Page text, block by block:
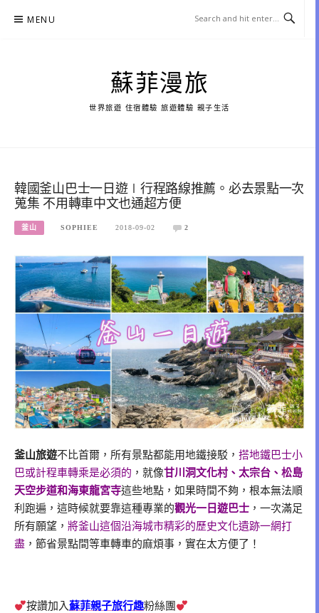
MENU
蘇菲漫旅
世界旅遊 住宿體驗 旅遊體驗 親子生活
韓國釜山巴士一日遊∣行程路線推薦。必去景點一次
蒐集 不用轉車中文也通超方便
釜山 SOPHIEE 2018-09-02 2
釜山旅遊不比首爾，所有景點都能用地鐵接駁， 搭地鐵巴士小
巴或計程車轉乘是必須的 ，就像甘川洞文化村、太宗台、松島
天空步道和海東龍宮寺這些地點，如果時間不夠，根本無法順
利跑遍，這時候就要靠這種專業的觀光一日遊巴士 ，一次滿足
所有願望， 將釜山這個沿海城市精彩的歷史文化遺跡一網打
盡 ，節省景點間等車轉車的麻煩事，實在太方便了！
按讚加入蘇菲親子旅行趣粉絲團